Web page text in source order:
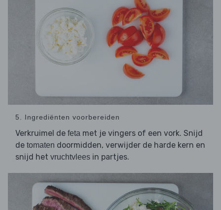
5. Ingrediënten voorbereiden
Verkruimel de feta met je vingers of een vork. Snijd
de tomaten doormidden, verwijder de harde kern en
snijd het vruchtvlees in partjes.